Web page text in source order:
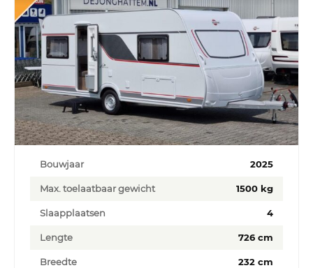
Bouwjaar 2025
Max. toelaatbaar gewicht 1500 kg
Slaapplaatsen 4
Lengte 726 cm
Breedte 232 cm